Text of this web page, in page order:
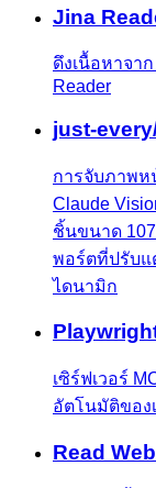
Jina
ดึงเนื้อหาจา
Reader
just-
การจับภาพ
Claude
ชิ้นขนาด
พอร์ตที่ปรับแ
ไดนามิก
เซิร์ฟเวอร์
อัตโนมัติของ
Read